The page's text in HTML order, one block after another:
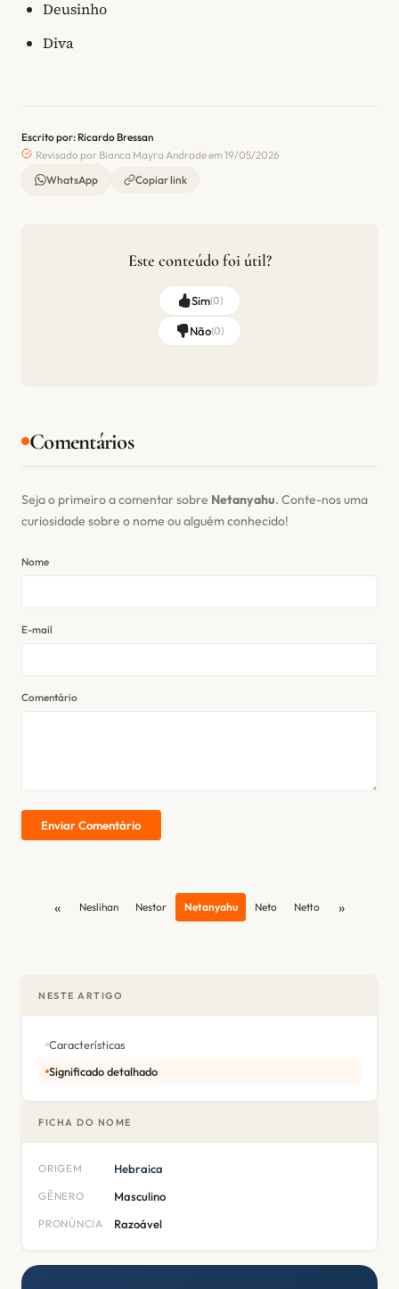
Deusinho
Diva
Escrito por: Ricardo Bressan
Revisado por Bianca Mayra Andrade em 19/05/2026
WhatsApp
Copiar link
Este conteúdo foi útil?
Sim(0)
Não(0)
Comentários
Seja o primeiro a comentar sobre Netanyahu. Conte-nos uma
curiosidade sobre o nome ou alguém conhecido!
Nome
E-mail
Comentário
Enviar Comentário
« Neslihan Nestor Netanyahu Neto Netto »
NESTE ARTIGO
Características
Significado detalhado
FICHA DO NOME
ORIGEM Hebraica
GÊNERO Masculino
PRONÚNCIA Razoável